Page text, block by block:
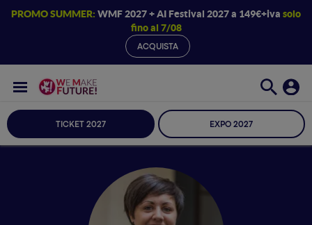
PROMO SUMMER: WMF 2027 + AI Festival 2027 a 149€+iva solo
fino al 7/08
ACQUISTA
TICKET 2027 EXPO 2027